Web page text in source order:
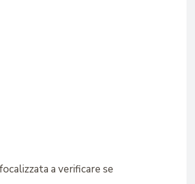
a verificare se